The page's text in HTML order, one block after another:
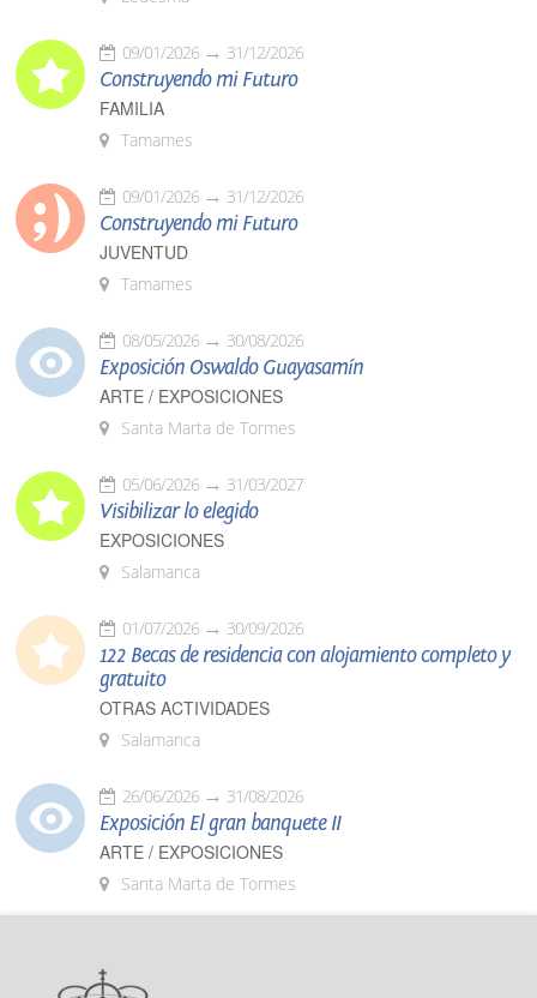
09/01/2026 31/12/2026
Construyendo mi Futuro
FAMILIA
Tamames
09/01/2026 31/12/2026
Construyendo mi Futuro
JUVENTUD
Tamames
08/05/2026 30/08/2026
Exposición Oswaldo Guayasamín
ARTE / EXPOSICIONES
Santa Marta de Tormes
05/06/2026 31/03/2027
Visibilizar lo elegido
EXPOSICIONES
Salamanca
01/07/2026 30/09/2026
122 Becas de residencia con alojamiento completo y
gratuito
OTRAS ACTIVIDADES
Salamanca
26/06/2026 31/08/2026
Exposición El gran banquete II
ARTE / EXPOSICIONES
Santa Marta de Tormes